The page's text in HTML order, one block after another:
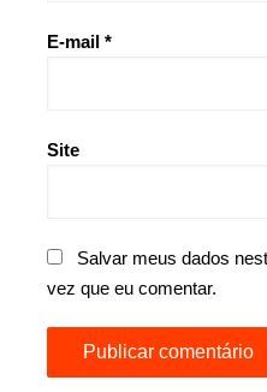
E-mail *
Site
Salvar meus dados
vez que eu comentar.